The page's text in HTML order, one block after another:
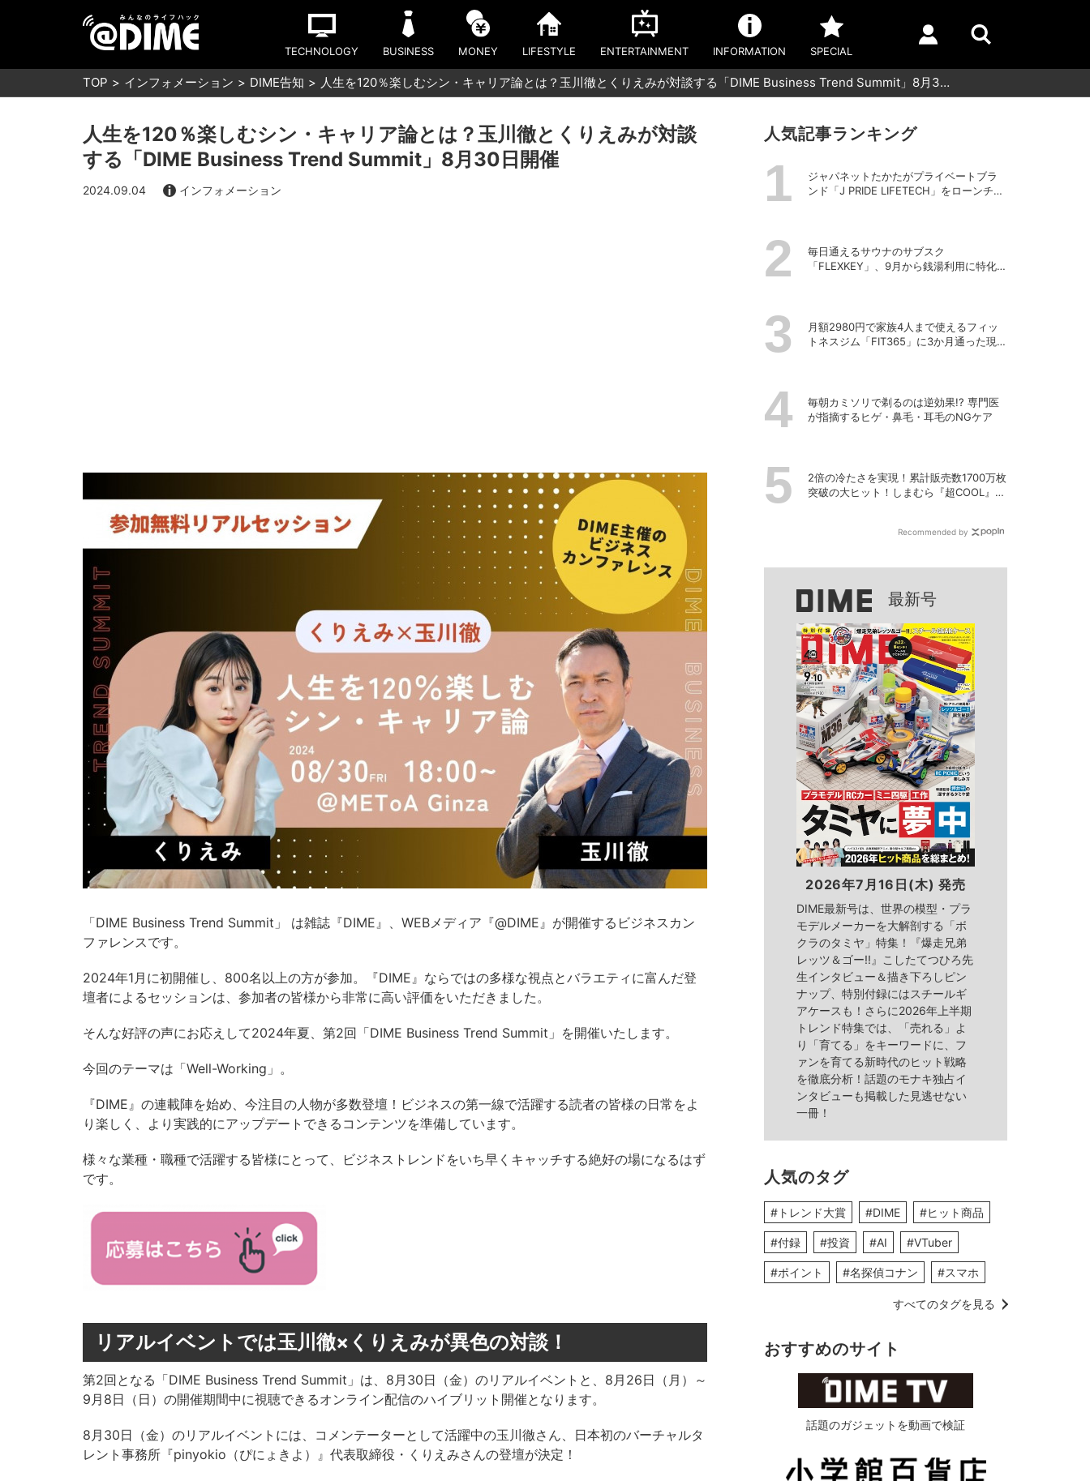
TECHNOLOGY BUSINESS MONEY LIFESTYLE ENTERTAINMENT INFORMATION SPECIAL
TOP インフォメーション DIME告知 人生を120％楽しむシン・キャリア論とは？玉川徹とくりえみが対談する「DIME Business Trend Summit」8月3…
人生を120％楽しむシン・キャリア論とは？玉川徹とくりえみが対談
する「DIME Business Trend Summit」8月30日開催
2024.09.04 インフォメーション
「DIME Business Trend Summit」 は雑誌『DIME』、WEBメディア『@DIME』が開催するビジネスカン
ファレンスです。
2024年1月に初開催し、800名以上の方が参加。『DIME』ならではの多様な視点とバラエティに富んだ登
壇者によるセッションは、参加者の皆様から非常に高い評価をいただきました。
そんな好評の声にお応えして2024年夏、第2回「DIME Business Trend Summit」を開催いたします。
今回のテーマは「Well-Working」。
『DIME』の連載陣を始め、今注目の人物が多数登壇！ビジネスの第一線で活躍する読者の皆様の日常をよ
り楽しく、より実践的にアップデートできるコンテンツを準備しています。
様々な業種・職種で活躍する皆様にとって、ビジネストレンドをいち早くキャッチする絶好の場になるはず
です。
リアルイベントでは玉川徹×くりえみが異色の対談！
第2回となる「DIME Business Trend Summit」は、8月30日（金）のリアルイベントと、8月26日（月）～
9月8日（日）の開催期間中に視聴できるオンライン配信のハイブリット開催となります。
8月30日（金）のリアルイベントには、コメンテーターとして活躍中の玉川徹さん、日本初のバーチャルタ
レント事務所『pinyokio（ぴにょきよ）』代表取締役・くりえみさんの登壇が決定！
人気記事ランキング
ジャパネットたかたがプライベートブラ
ンド「J PRIDE LIFETECH」をローンチ、
毎日通えるサウナのサブスク
「FLEXKEY」、9月から銭湯利用に特化し
月額2980円で家族4人まで使えるフィッ
トネスジム「FIT365」に3か月通った現在
毎朝カミソリで剃るのは逆効果!? 専門医
が指摘するヒゲ・鼻毛・耳毛のNGケア
2倍の冷たさを実現！累計販売数1700万枚
突破の大ヒット！しまむら『超COOL』シ
Recommended by
最新号
2026年7月16日(木) 発売
DIME最新号は、世界の模型・プラ
モデルメーカーを大解剖する「ボ
クラのタミヤ」特集！『爆走兄弟
レッツ＆ゴー!!』こしたてつひろ先
生インタビュー＆描き下ろしピン
ナップ、特別付録にはスチールギ
アケースも！さらに2026年上半期
トレンド特集では、「売れる」よ
り「育てる」をキーワードに、フ
ァンを育てる新時代のヒット戦略
を徹底分析！話題のモナキ独占イ
ンタビューも掲載した見逃せない
一冊！
人気のタグ
#トレンド大賞 #DIME #ヒット商品
#付録 #投資 #AI #VTuber
#ポイント #名探偵コナン #スマホ
すべてのタグを見る
おすすめのサイト
話題のガジェットを動画で検証